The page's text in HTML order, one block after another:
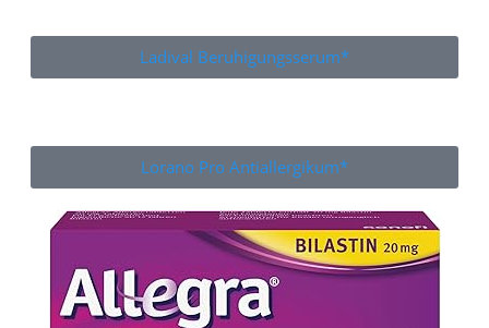
Ladival Beruhigungsserum*
Lorano Pro Antiallergikum*